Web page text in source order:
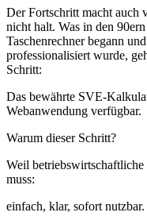
Der Fortschritt macht auch
nicht halt. Was in den
Taschenrechner begann
professionalisiert wurde,
Schritt:
Das bewährte SVE-
Webanwendung verfügbar.
Warum dieser Schritt?
Weil
muss:
einfach, klar, sofort nutzbar.